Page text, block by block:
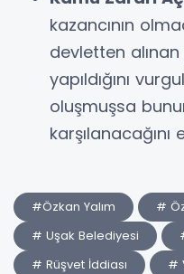
kazancının
devletten
yapıldığını
oluşmuşsa
karşılanacağını
#Özkan Yalım
#
# Uşak Belediyesi
# Rüşvet İddiası
#